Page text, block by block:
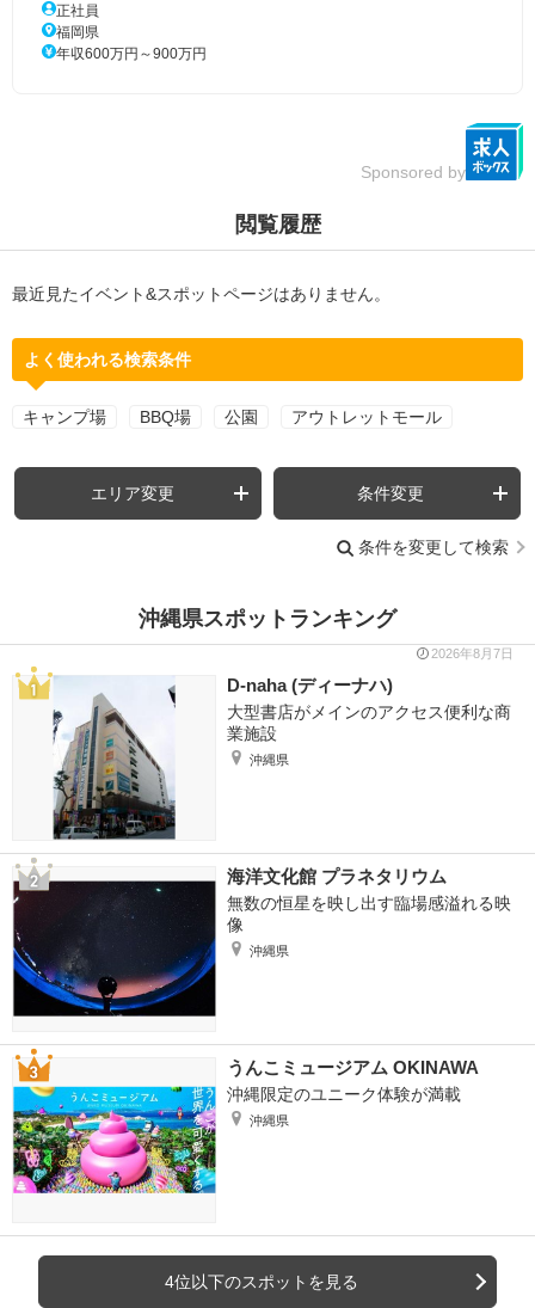
正社員
福岡県
年収600万円～900万円
Sponsored by
閲覧履歴
最近見たイベント&スポットページはありません。
よく使われる検索条件
キャンプ場 BBQ場 公園 アウトレットモール
エリア変更 条件変更
条件を変更して検索
沖縄県スポットランキング
2026年8月7日
D-naha (ディーナハ)
大型書店がメインのアクセス便利な商
業施設
沖縄県
海洋文化館 プラネタリウム
無数の恒星を映し出す臨場感溢れる映
像
沖縄県
うんこミュージアム OKINAWA
沖縄限定のユニーク体験が満載
沖縄県
4位以下のスポットを見る